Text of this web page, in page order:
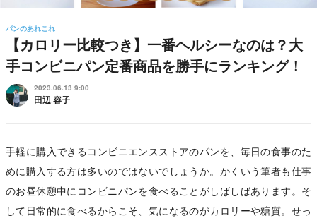
パンのあれこれ
【カロリー比較つき】一番ヘルシーなのは？大
手コンビニパン定番商品を勝手にランキング！
2023.06.13 9:00
田辺 容子
手軽に購入できるコンビニエンスストアのパンを、毎日の食事のた
めに購入する方は多いのではないでしょうか。かくいう筆者も仕事
のお昼休憩中にコンビニパンを食べることがしばしばあります。そ
して日常的に食べるからこそ、気になるのがカロリーや糖質。せっ